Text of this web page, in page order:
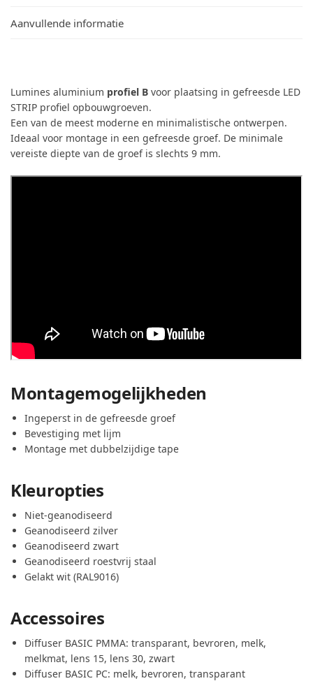
Aanvullende informatie
Lumines aluminium profiel B voor plaatsing in gefreesde LED
STRIP profiel opbouwgroeven.
Een van de meest moderne en minimalistische ontwerpen.
Ideaal voor montage in een gefreesde groef. De minimale
vereiste diepte van de groef is slechts 9 mm.
Montagemogelijkheden
Ingeperst in de gefreesde groef
Bevestiging met lijm
Montage met dubbelzijdige tape
Kleuropties
Niet-geanodiseerd
Geanodiseerd zilver
Geanodiseerd zwart
Geanodiseerd roestvrij staal
Gelakt wit (RAL9016)
Accessoires
Diffuser BASIC PMMA: transparant, bevroren, melk,
melkmat, lens 15, lens 30, zwart
Diffuser BASIC PC: melk, bevroren, transparant